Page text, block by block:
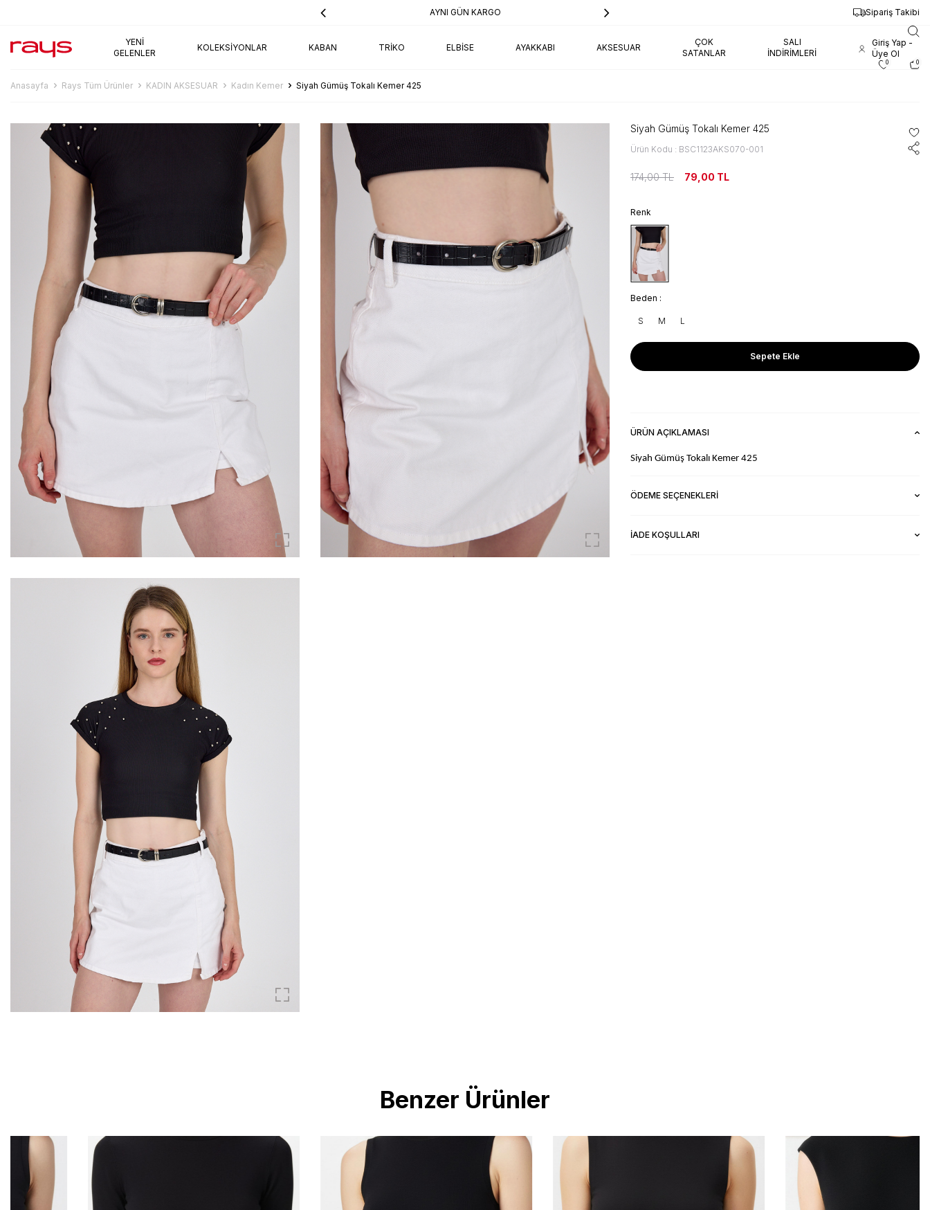
AYNI GÜN KARGO Sipariş Takibi
YENI
GELENLER
KOLEKSIYONLAR KABAN TRIKO ELBISE AYAKKABI AKSESUAR
ÇOK
SATANLAR
SALI
İNDIRIMLERI
Giriş Yap -
Üye Ol
0 0
Anasayfa Rays Tüm Ürünler KADIN AKSESUAR Kadın Kemer Siyah Gümüş Tokalı Kemer 425
Siyah Gümüş Tokalı Kemer 425
Ürün Kodu : BSC1123AKS070-001
174,00TL 79,00 TL
Renk
Beden :
S M L
Sepete Ekle
ÜRÜN AÇIKLAMASI
Siyah Gümüş Tokalı Kemer 425
ÖDEME SEÇENEKLERI
İADE KOŞULLARI
Benzer Ürünler